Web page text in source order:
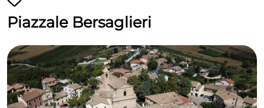
Piazzale Bersaglieri